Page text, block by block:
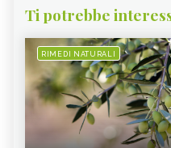
Ti potrebbe
RIMEDI NATURALI